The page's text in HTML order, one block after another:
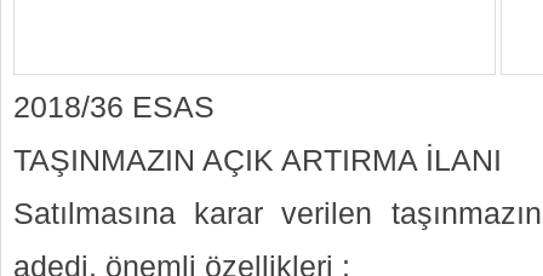
2018/36 ESAS
TAŞINMAZIN AÇIK ARTIRMA İLANI
Satılmasına karar verilen
adedi, önemli özellikleri :